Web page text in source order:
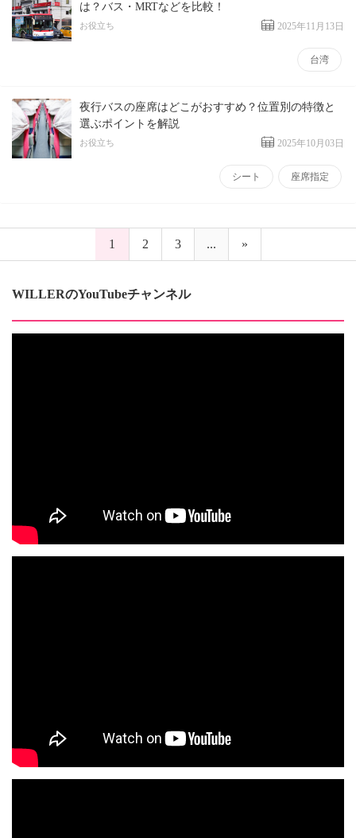
は？バス・MRTなどを比較！
お役立ち 2025年11月13日
台湾
夜行バスの座席はどこがおすすめ？位置別の特徴と
選ぶポイントを解説
お役立ち 2025年10月03日
シート 座席指定
1 2 3 ... »
WILLERのYouTubeチャンネル